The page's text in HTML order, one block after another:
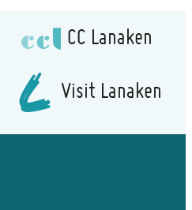
CC Lanaken
Visit Lanaken